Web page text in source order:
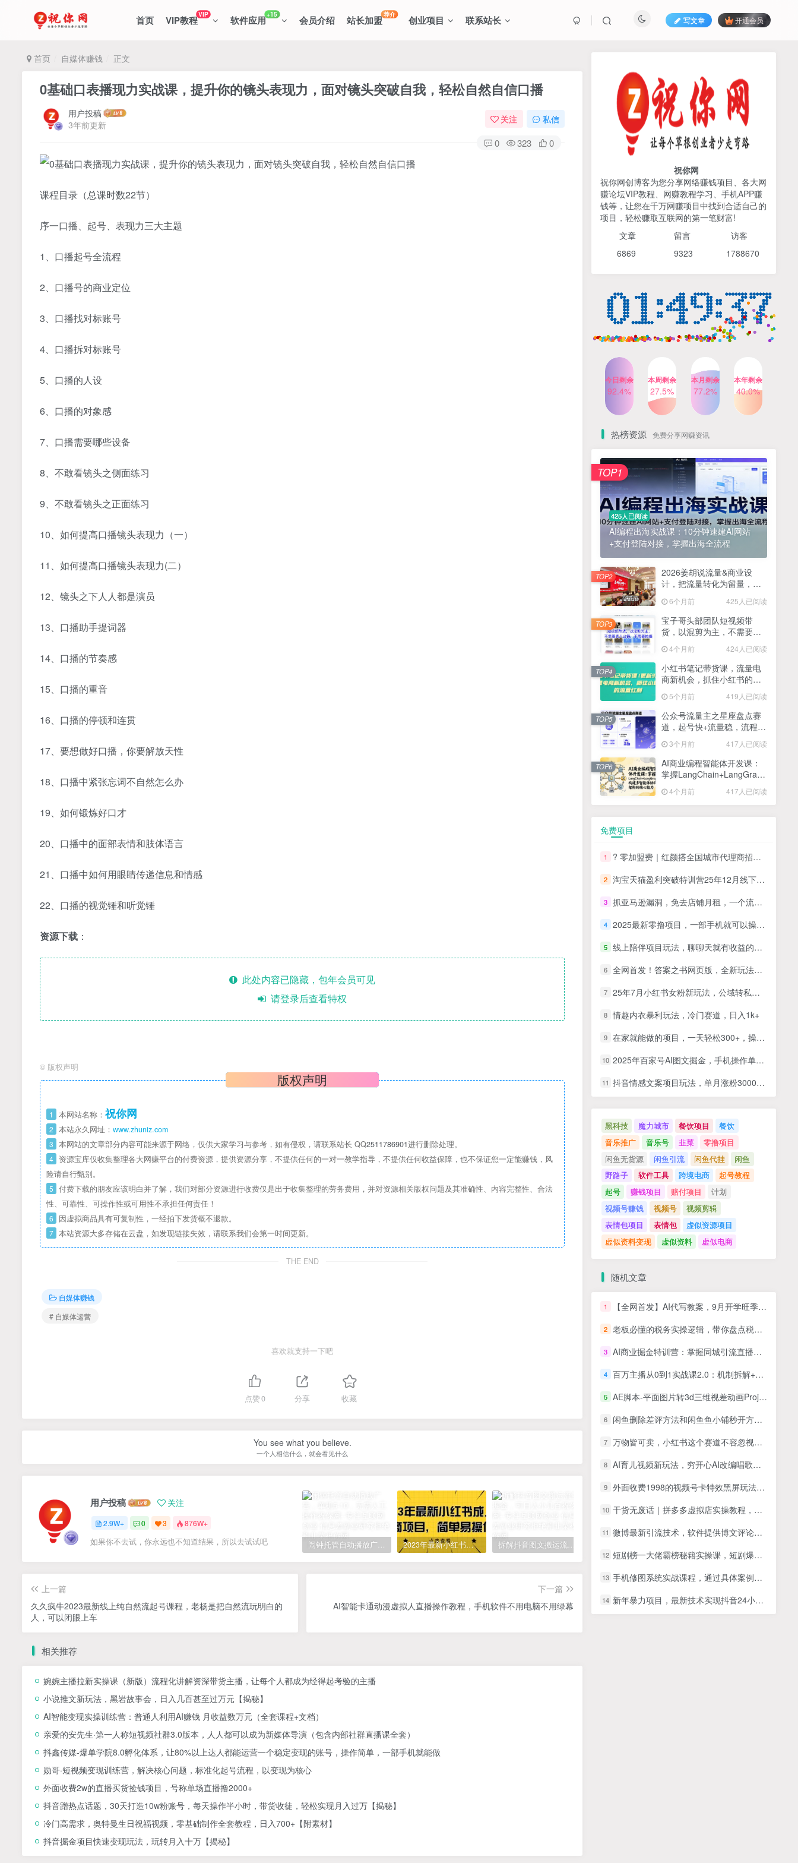
首页 VIP教程VIP 软件应用+15 会员介绍 站长加盟荐介 创业项目 联系站长 写文章 开通会员
首页 自媒体赚钱 正文
0基础口表播‬现力实战课，提升你的镜头表现力，面对镜头突破自我，轻松自然自信口播
用户投稿
3年前更新
关注 私信
0 323 0
课程目录（总课时数22节）
序一口播、起号、表现力三大主题
1、口播起号全流程
2、口播号的商业定位
3、口播找对标账号
4、口播拆对标账号
5、口播的人设
6、口播的对象感
7、口播需要哪些设备
8、不敢看镜头之侧面练习
9、不敢看镜头之正面练习
10、如何提高口播镜头表现力（一）
11、如何提高口播镜头表现力(二）
12、镜头之下人人都是演员
13、口播助手提词器
14、口播的节奏感
15、口播的重音
16、口播的停顿和连贯
17、要想做好口播，你要解放天性
18、口播中紧张忘词不自然怎么办
19、如何锻炼好口才
20、口播中的面部表情和肢体语言
21、口播中如何用眼睛传递信息和情感
22、口播的视觉锤和听觉锤
资源下载 ：
此处内容已隐藏，包年会员可见
请登录后查看特权
© 版权声明
版权声明
1 本网站名称： 祝你网
2 本站永久网址： www.zhuniz.com
3 本网站的文章部分内容可能来源于网络，仅供大家学习与参考，如有侵权，请联系站长 QQ2511786901进行删除处理。
4 资源宝库仅收集整理各大网赚平台的付费资源，提供资源分享，不提供任何的一对一教学指导，不提供任何收益保障，也不保证您一定能赚钱，风
险请自行甄别。
5 付费下载的朋友应该明白并了解，我们对部分资源进行收费仅是出于收集整理的劳务费用，并对资源相关版权问题及其准确性、内容完整性、合法
性、可靠性、可操作性或可用性不承担任何责任！
6 因虚拟商品具有可复制性，一经拍下发货概不退款。
7 本站资源大多存储在云盘，如发现链接失效，请联系我们会第一时间更新。
THE END
自媒体赚钱
# 自媒体运营
喜欢就支持一下吧
点赞0 分享 收藏
You see what you believe.
一个人相信什么，就会看见什么
用户投稿 关注
2.9W+ 0 3 876W+
如果你不去试，你永远也不知道结果，所以去试试吧 闹钟托管自动播放广告，单机5-10，无需人工操作 2023年最新小红书成人电商项目，简单易操作【详细教程】 拆解抖音图文搬运流量掘金，可日入小几百
上一篇
久久疯牛2023最新线上纯自然流起号课程，老杨是把自然流玩明白的
人，可以闭眼上车
下一篇
AI智能卡通动漫虚拟人直播操作教程，手机软件不用电脑不用绿幕
相关推荐
婉婉主播拉新实操课（新版）流程化讲解资深带货主播，让每个人都成为经得起考验的主播
小说推文新玩法，黑岩故事会，日入几百甚至过万元【揭秘】
AI智能变现实操训练营：普通人利用AI赚钱 月收益数万元（全套课程+文档）
亲爱的安先生·第一人称短视频社群3.0版本，人人都可以成为新媒体导演（包含内部社群直播课全套）
抖鑫传媒-爆单学院8.0孵化体系，让80%以上达人都能运营一个稳定变现的账号，操作简单，一部手机就能做
勋哥·短视频变现训练营，解决核心问题，标准化起号流程，以变现为核心
外面收费2w的直播买货捡钱项目，号称单场直播撸2000+
抖音蹭热点话题，30天打造10w粉账号，每天操作半小时，带货收徒，轻松实现月入过万【揭秘】
冷门高需求，奥特曼生日祝福视频，零基础制作全套教程，日入700+【附素材】
抖音掘金项目快速变现玩法，玩转月入十万【揭秘】
425人已阅读
AI编程出海实战课：10分钟速建AI网站
+支付登陆对接，掌握出海全流程
TOP1
2026姜胡说流量&商业设
计，把流量转化为留量，设
计自己的商业模式
6个月前 425人已阅读
TOP2
货，以混剪为主，不需要真
小红书笔记带货课，流量电
商新机会，抓住小红书的流
量红利(更新26年2月)
5个月前 419人已阅读
TOP4
公众号流量主之星座盘点赛
TOP5
AI商业编程智能体开发课：
掌握LangChain+LangGraph
构建多智能体协同架构的核
4个月前 417人已阅读
TOP6
1 ? 零加盟费｜红颜搭全国城市代理商招募正式启动！
2 淘宝天猫盈利突破特训营25年12月线下课，系统性的深度剖析电商企业经营之道，打造电商标准化运营体系
3 抓亚马逊漏洞，免去店铺月租，一个流量大竞争小，让你有机会成大卖的赛道
2025最新零撸项目，一部手机就可以操作，20秒一单，零投入纯薅羊毛，无门槛，一天200+【揭秘】
5 线上陪伴项目玩法，聊聊天就有收益的项目，一个月收益5000+
6 全网首发！答案之书网页版，全新玩法，搭配文档和网页，日入1k+零门槛小白首选副业
7 25年7月小红书女粉新玩法，公域转私域变现，日轻松变现2张+，5分钟简单复制好上手
8 情趣内衣暴利玩法，冷门赛道，日入1k+
9 在家就能做的项目，一天轻松300+，操作简单上手快
10 2025年百家号AI图文掘金，手机操作单号月入4-5位数，低门槛【附指令+工具】
抖音情感文案项目玩法，单月涨粉3000+，新手小白也能做
祝你网
祝你网创博客为您分享网络赚钱项目、各大网
赚论坛VIP教程、网赚教程学习、手机APP赚
钱等，让您在千万网赚项目中找到合适自己的
项目，轻松赚取互联网的第一笔财富!
文章 留言 访客
6869 9323 1788670
今日剩余
92.4%
本周剩余
27.5%
本月剩余
77.2%
本年剩余
40.0%
热榜资源 免费分享网赚资讯
425人已阅读
AI编程出海实战课：10分钟速建AI网站
+支付登陆对接，掌握出海全流程
TOP1
2026姜胡说流量&商业设
计，把流量转化为留量，设
6个月前 425人已阅读
TOP2
宝子哥头部团队短视频带
货，以混剪为主，不需要真
26年3月】
4个月前 424人已阅读
TOP3
小红书笔记带货课，流量电
商新机会，抓住小红书的流
5个月前 419人已阅读
TOP4
公众号流量主之星座盘点赛
道，起号快+流量稳，流程简
3个月前 417人已阅读
TOP5
AI商业编程智能体开发课：
掌握LangChain+LangGraph
心能力
4个月前 417人已阅读
TOP6
免费项目
1 ? 零加盟费｜红颜搭全国城市代理商招募正式启动！
2 淘宝天猫盈利突破特训营25年12月线下课，系统性的深度剖析电商企业经营之道，打造电商标准化运营体系
3 抓亚马逊漏洞，免去店铺月租，一个流量大竞争小，让你有机会成大卖的赛道
4 2025最新零撸项目，一部手机就可以操作，20秒一单，零投入纯薅羊毛，无门槛，一天200+【揭秘】
5 线上陪伴项目玩法，聊聊天就有收益的项目，一个月收益5000+
6 全网首发！答案之书网页版，全新玩法，搭配文档和网页，日入1k+零门槛小白首选副业
7 25年7月小红书女粉新玩法，公域转私域变现，日轻松变现2张+，5分钟简单复制好上手
8 情趣内衣暴利玩法，冷门赛道，日入1k+
9 在家就能做的项目，一天轻松300+，操作简单上手快
10 2025年百家号AI图文掘金，手机操作单号月入4-5位数，低门槛【附指令+工具】
11 抖音情感文案项目玩法，单月涨粉3000+，新手小白也能做
黑科技 魔力城市 餐饮项目
餐饮
音乐推广
音乐号 韭菜
零撸项目
闲鱼无货源
闲鱼引流 闲鱼代挂
闲鱼
野路子
软件工具 跨境电商
起号教程
起号
赚钱项目 赔付项目
计划
视频号赚钱
视频号
视频剪辑
表情包项目
表情包
虚似资源项目
虚似资料变现
虚似资料 虚似电商
随机文章
1 【全网首发】AI代写教案，9月开学旺季，日入3张，蓝海项目，永不失业副业兼职
2 老板必懂的税务实操逻辑，带你盘点税筹逻辑、商业模式、税务稽查、行业实操
3 AI商业掘金特训营：掌握同城引流直播技巧，刷新商业思维解锁全新增收路径
4 百万主播从0到1实战课2.0：机制拆解+GMV操盘+主播养成，解锁直播变现全路径
5 AE脚本-平面图片转3d三维视差动画Projection 3D v3.08（有教程视频）
6 闲鱼删除差评方法和闲鱼鱼小铺秒开方法（视频+图文教程）
7 万物皆可卖，小红书这个赛道不容忽视，实操一天300！
8 AI育儿视频新玩法，穷开心AI改编唱歌育儿作品制作全流程拆解
9 外面收费1998的视频号卡特效黑屏玩法，条条原创，轻松热门【揭秘】
10 干货无废话｜拼多多虚拟店实操教程，矩阵布局+自动发货，日入稳定过千
11 微博最新引流技术，软件提供博文评论采集+私信实现精准引流【揭秘】
12 短剧榜一大佬霸榜秘籍实操课，短剧爆单秘籍
13 手机修图系统实战课程，通过具体案例手把手教学调色技巧，实现副业变现
14 新年暴力项目，最新技术实现抖音24小时无人直播，零风险不违规，每日躺赚3000＋